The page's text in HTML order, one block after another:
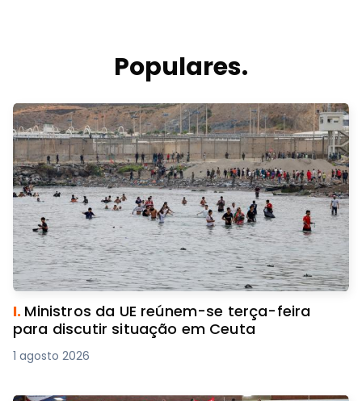
Populares.
I. Ministros da UE reúnem-se terça-feira
para discutir situação em Ceuta
1 agosto 2026